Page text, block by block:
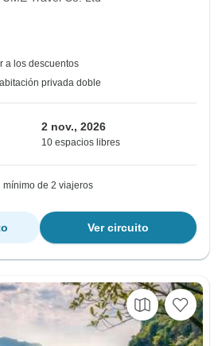
a los descuentos
privada doble
2 nov., 2026
10 espacios libres
mínimo de 2 viajeros
Ver circuito